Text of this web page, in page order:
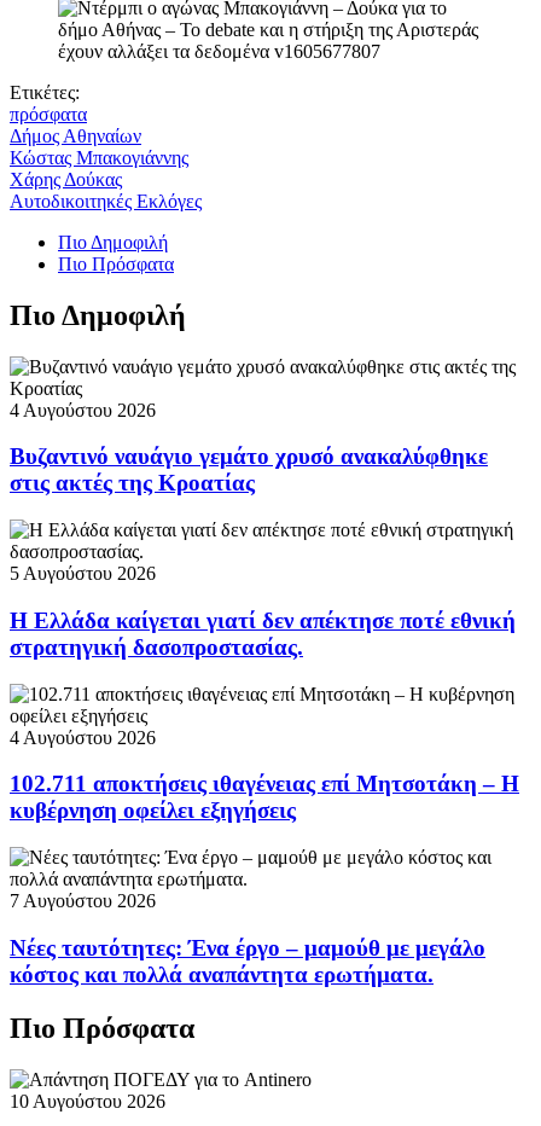
Ετικέτες:
πρόσφατα
Δήμος Αθηναίων
Κώστας Μπακογιάννης
Χάρης Δούκας
Αυτοδικοιτηκές Εκλόγες
Πιο Δημοφιλή
Πιο Πρόσφατα
Πιο Δημοφιλή
4 Αυγούστου 2026
Βυζαντινό ναυάγιο γεμάτο χρυσό ανακαλύφθηκε
στις ακτές της Κροατίας
5 Αυγούστου 2026
Η Ελλάδα καίγεται γιατί δεν απέκτησε ποτέ εθνική
στρατηγική δασοπροστασίας.
4 Αυγούστου 2026
102.711 αποκτήσεις ιθαγένειας επί Μητσοτάκη – Η
κυβέρνηση οφείλει εξηγήσεις
7 Αυγούστου 2026
Νέες ταυτότητες: Ένα έργο – μαμούθ με μεγάλο
κόστος και πολλά αναπάντητα ερωτήματα.
Πιο Πρόσφατα
10 Αυγούστου 2026